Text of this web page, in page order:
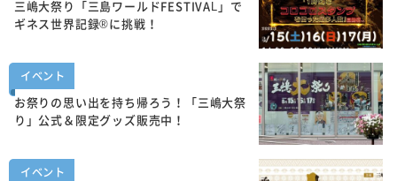
三嶋大祭り「三島ワールドFESTIVAL」で
ギネス世界記録®に挑戦！
イベント
お祭りの思い出を持ち帰ろう！「三嶋大祭
り」公式＆限定グッズ販売中！
イベント